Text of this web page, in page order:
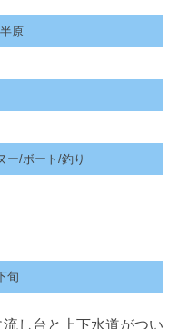
原
ー/ボート/釣り
旬
し台と上下水道がつい